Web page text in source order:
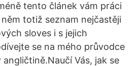
tento článek vám práci
totiž seznam nejčastěji
sloves i s jejich
se na mého průvodce
Vás, jak se